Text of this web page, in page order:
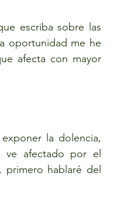
escriba sobre las
oportunidad me he
afecta con mayor
la dolencia,
afectado por el
primero hablaré del